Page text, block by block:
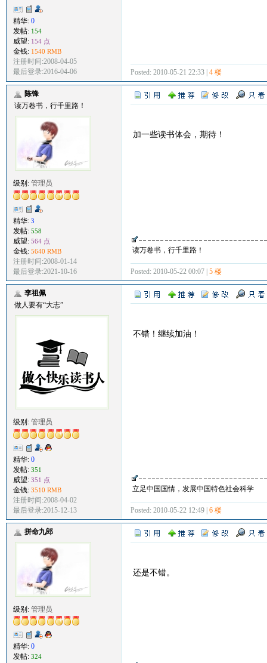
精华: 0
发帖: 154
威望: 154 点
金钱: 1540 RMB
注册时间:2008-04-05
最后登录:2016-04-06
Posted: 2010-05-21 22:33 | 4 楼
陈锋
读万卷书，行千里路！
级别: 管理员
精华: 3
发帖: 558
威望: 564 点
金钱: 5640 RMB
注册时间:2008-01-14
最后登录:2021-10-16
加一些读书体会，期待！
读万卷书，行千里路！
Posted: 2010-05-22 00:07 | 5 楼
李祖佩
做人要有“大志”
级别: 管理员
精华: 0
发帖: 351
威望: 351 点
金钱: 3510 RMB
注册时间:2008-04-02
最后登录:2015-12-13
不错！继续加油！
立足中国国情，发展中国特色社会科学
Posted: 2010-05-22 12:49 | 6 楼
拼命九郎
级别: 管理员
精华: 0
发帖: 324
还是不错。